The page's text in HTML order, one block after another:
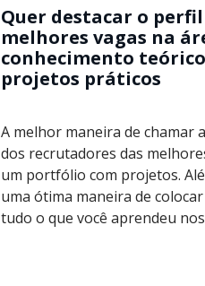
Quer destacar o
melhores vagas na
conhecimento
projetos práticos
A melhor maneira de chamar
dos recrutadores das
um portfólio com projetos.
uma ótima maneira de
tudo o que você aprendeu